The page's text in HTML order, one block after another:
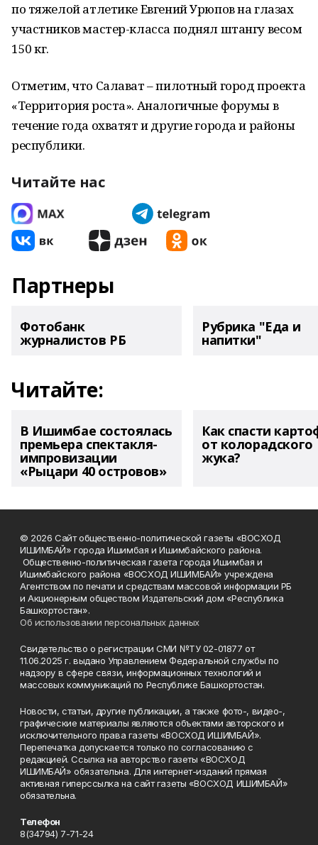
по тяжелой атлетике Евгений Урюпов на глазах
участников мастер-класса поднял штангу весом
150 кг.
Отметим, что Салават – пилотный город проекта
«Территория роста». Аналогичные форумы в
течение года охватят и другие города и районы
республики.
Читайте нас
Партнеры
Фотобанк
журналистов РБ
Рубрика "Еда и
напитки"
Читайте:
В Ишимбае состоялась
премьера спектакля-
импровизации
«Рыцари 40 островов»
Как спасти
от колорадского
жука?
© 2026 Сайт общественно-политической газеты «ВОСХОД
ИШИМБАЙ» города Ишимбая и Ишимбайского района.
Общественно-политическая газета города Ишимбая и
Ишимбайского района «ВОСХОД ИШИМБАЙ» учреждена
Агентством по печати и средствам массовой информации РБ
и Акционерным обществом Издательский дом «Республика
Башкортостан».
Об использовании персональных данных
Свидетельство о регистрации СМИ №ТУ 02-01877 от
11.06.2025 г. выдано Управлением Федеральной службы по
надзору в сфере связи, информационных технологий и
массовых коммуникаций по Республике Башкортостан.
Новости, статьи, другие публикации, а также фото-, видео-,
графические материалы являются объектами авторского и
исключительного права газеты «ВОСХОД ИШИМБАЙ».
Перепечатка допускается только по согласованию с
редакцией. Ссылка на авторство газеты «ВОСХОД
ИШИМБАЙ» обязательна. Для интернет-изданий прямая
активная гиперссылка на сайт газеты «ВОСХОД ИШИМБАЙ»
обязательна.
Телефон
8(34794) 7-71-24